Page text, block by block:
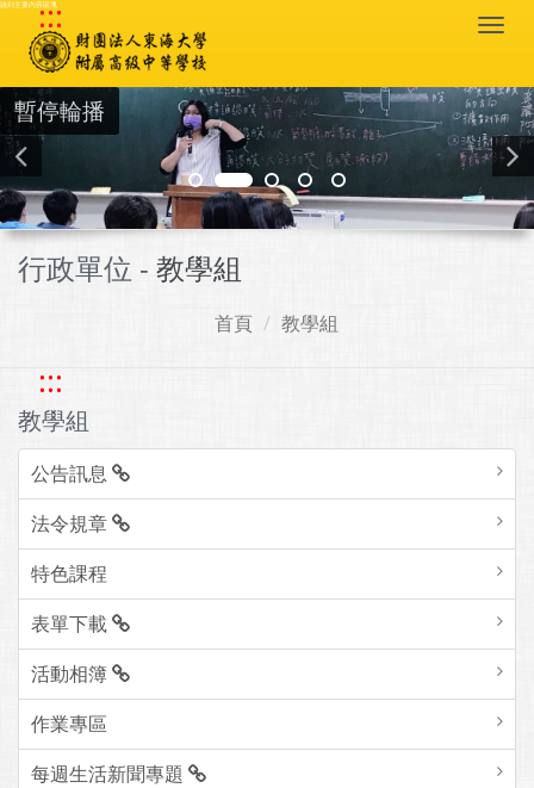
跳到主要內容區塊
:::
暫停輪播
行政單位 - 教學組
首頁 教學組
:::
教學組
公告訊息
法令規章
特色課程
表單下載
活動相簿
作業專區
每週生活新聞專題